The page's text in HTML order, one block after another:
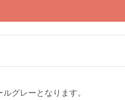
グレーとなります。